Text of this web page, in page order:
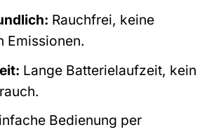
Rauchfrei, keine
Emissionen.
Lange Batterielaufzeit, kein
Bedienung per